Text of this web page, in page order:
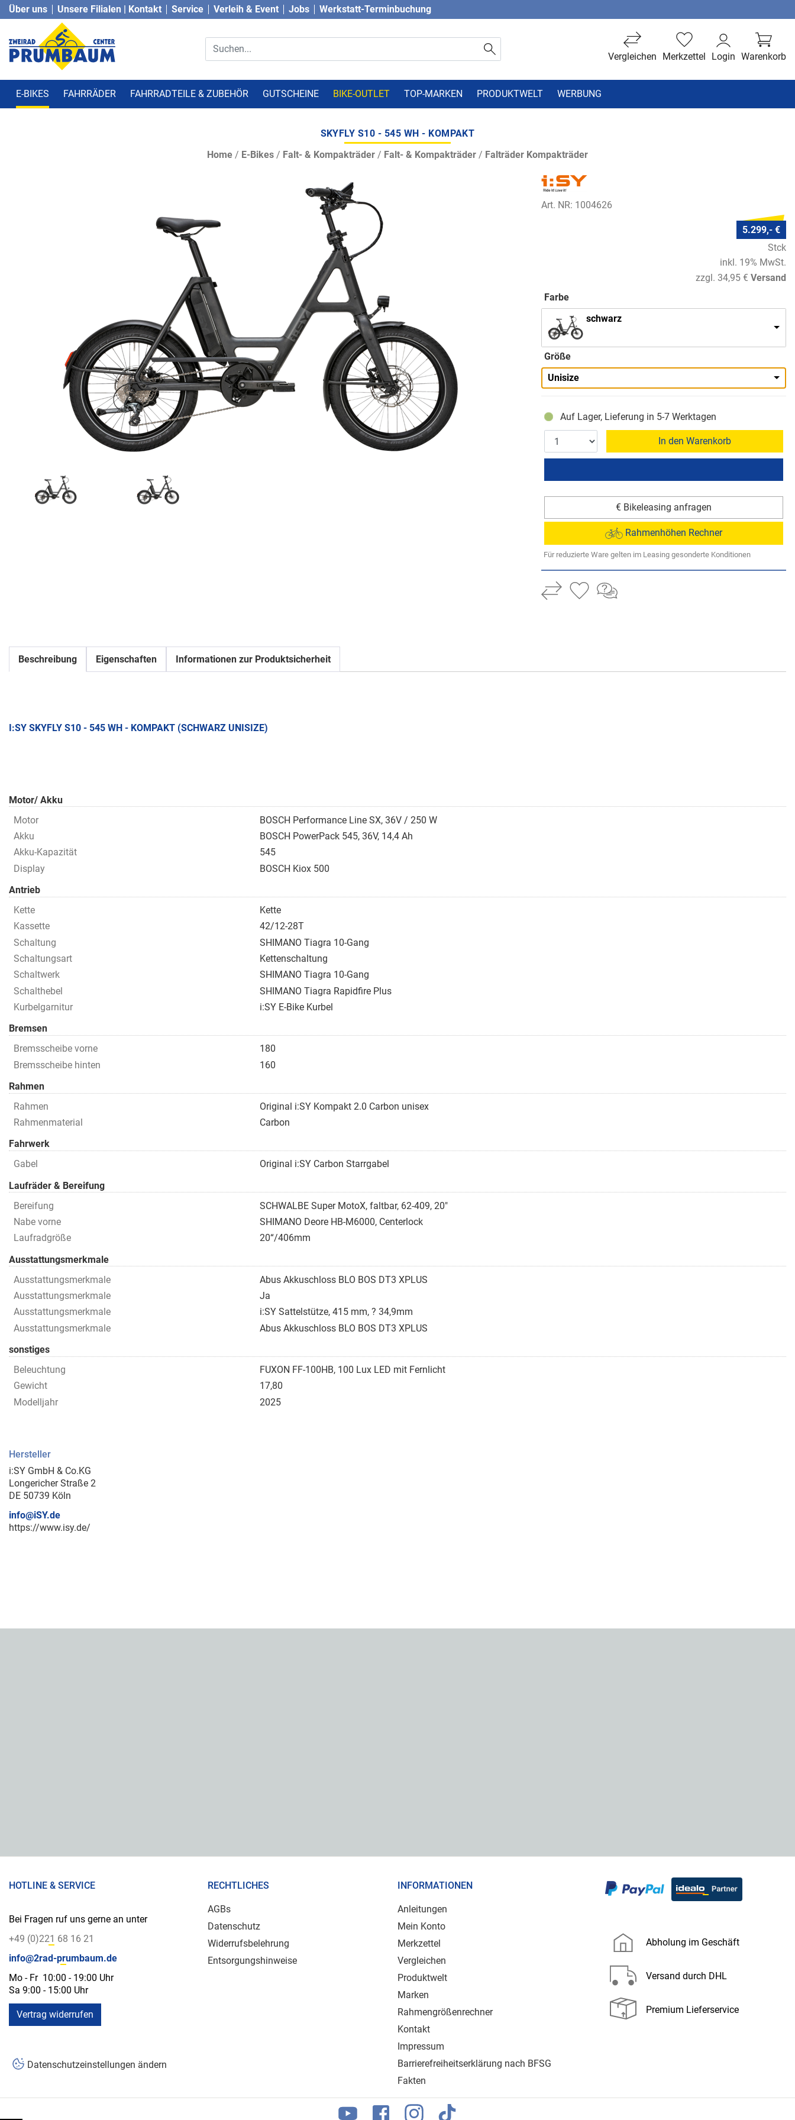
Über uns Unsere Filialen | Kontakt Service Verleih & Event Jobs Werkstatt-Terminbuchung
Warenkorb
Login
Merkzettel
Vergleichen
E-BIKES FAHRRÄDER FAHRRADTEILE & ZUBEHÖR GUTSCHEINE BIKE-OUTLET TOP-MARKEN PRODUKTWELT WERBUNG
SKYFLY S10 - 545 WH - KOMPAKT
Home / E-Bikes / Falt- & Kompakträder / Falt- & Kompakträder / Falträder Kompakträder
Art. NR: 1004626
5.299,- €
Stck
inkl. 19% MwSt.
zzgl. 34,95 € Versand
Farbe
schwarz
Größe
Unisize
Auf Lager, Lieferung in 5-7 Werktagen
In den Warenkorb
€ Bikeleasing anfragen
Rahmenhöhen Rechner
Für reduzierte Ware gelten im Leasing gesonderte Konditionen
Beschreibung Eigenschaften Informationen zur Produktsicherheit
I:SY SKYFLY S10 - 545 WH - KOMPAKT (SCHWARZ UNISIZE)
Motor/ Akku
Motor
BOSCH Performance Line SX, 36V / 250 W
Akku
BOSCH PowerPack 545, 36V, 14,4 Ah
Akku-Kapazität
545
Display
BOSCH Kiox 500
Antrieb
Kette
Kette
Kassette
42/12-28T
Schaltung
SHIMANO Tiagra 10-Gang
Schaltungsart
Kettenschaltung
Schaltwerk
SHIMANO Tiagra 10-Gang
Schalthebel
SHIMANO Tiagra Rapidfire Plus
Kurbelgarnitur
i:SY E-Bike Kurbel
Bremsen
Bremsscheibe vorne
180
Bremsscheibe hinten
160
Rahmen
Rahmen
Original i:SY Kompakt 2.0 Carbon unisex
Rahmenmaterial
Carbon
Fahrwerk
Gabel
Original i:SY Carbon Starrgabel
Laufräder & Bereifung
Bereifung
SCHWALBE Super MotoX, faltbar, 62-409, 20"
Nabe vorne
SHIMANO Deore HB-M6000, Centerlock
Laufradgröße
20“/406mm
Ausstattungsmerkmale
Ausstattungsmerkmale
Abus Akkuschloss BLO BOS DT3 XPLUS
Ausstattungsmerkmale
Ja
Ausstattungsmerkmale
i:SY Sattelstütze, 415 mm, ? 34,9mm
Ausstattungsmerkmale
Abus Akkuschloss BLO BOS DT3 XPLUS
sonstiges
Beleuchtung
FUXON FF-100HB, 100 Lux LED mit Fernlicht
Gewicht
17,80
Modelljahr
2025
Hersteller
i:SY GmbH & Co.KG
Longericher Straße 2
DE 50739 Köln
info@iSY.de
https://www.isy.de/
HOTLINE & SERVICE
Bei Fragen ruf uns gerne an unter
+49 (0)221 68 16 21
info@2rad-prumbaum.de
Mo - Fr 10:00 - 19:00 Uhr
Sa 9:00 - 15:00 Uhr
Vertrag widerrufen
Datenschutzeinstellungen ändern
RECHTLICHES
AGBs
Datenschutz
Widerrufsbelehrung
Entsorgungshinweise
INFORMATIONEN
Anleitungen
Mein Konto
Merkzettel
Vergleichen
Produktwelt
Marken
Rahmengrößenrechner
Kontakt
Impressum
Barrierefreiheitserklärung nach BFSG
Fakten
Abholung im Geschäft
Versand durch DHL
Premium Lieferservice